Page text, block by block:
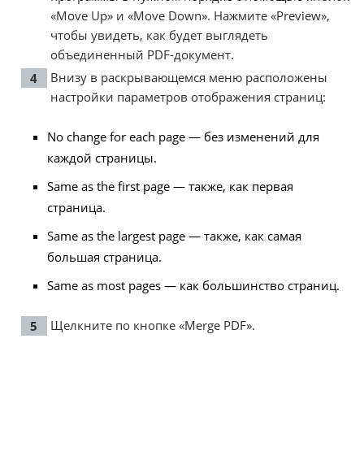
«Move Up» и «Move Down». Нажмите «Preview»,
чтобы увидеть, как будет выглядеть
объединенный PDF-документ.
Внизу в раскрывающемся меню расположены
настройки параметров отображения страниц:
No change for each page — без изменений для
каждой страницы.
Same as the first page — также, как первая
страница.
Same as the largest page — также, как самая
большая страница.
Same as most pages — как большинство страниц.
Щелкните по кнопке «Merge PDF».